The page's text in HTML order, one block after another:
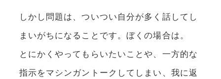
しかし問題は、ついつい自分が多く話してし
まいがちになることです。ぼくの場合は。
とにかくやってもらいたいことや、一方的な
指示をマシンガントークしてしまい、我に返